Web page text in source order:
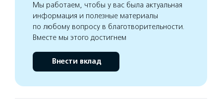
Мы работаем, чтобы у вас была актуальная
информация и полезные материалы
по любому вопросу в благотворительности.
Вместе мы этого достигнем
Внести вклад